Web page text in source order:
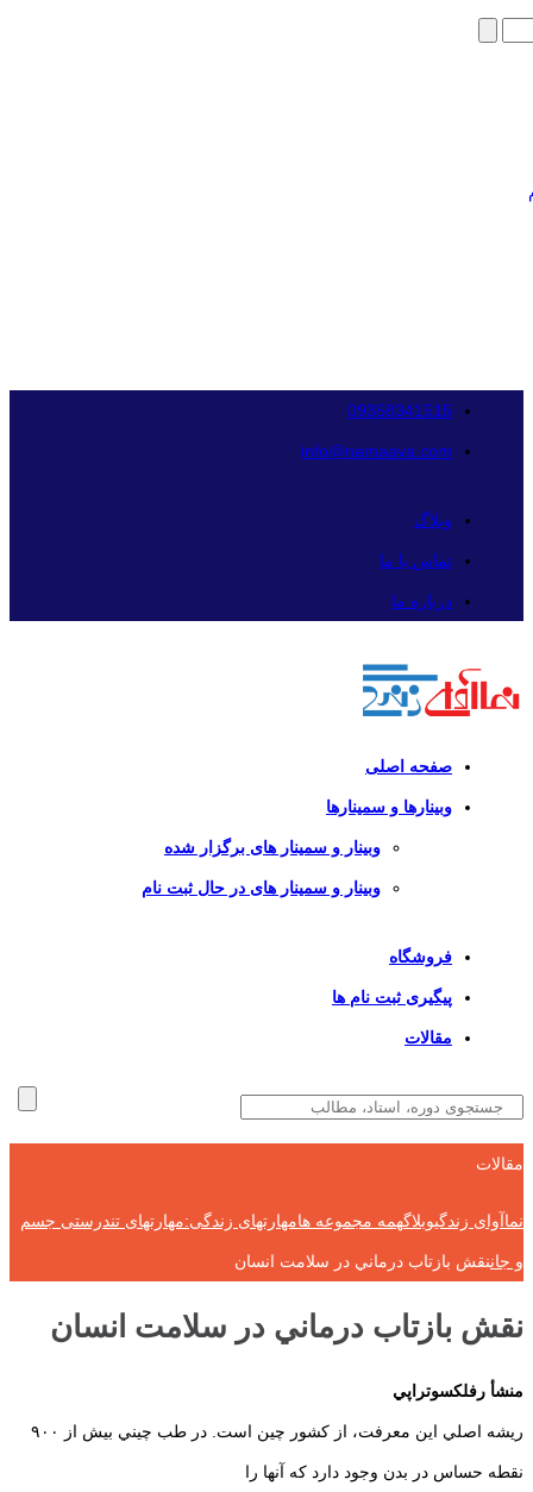
09358341515
info@namaava.com
وبلاگ
تماس با ما
درباره ما
صفحه اصلی
وبینارها و سمینارها
وبینار و سمینار های برگزار شده
وبینار و سمینار های در حال ثبت نام
فروشگاه
پیگیری ثبت نام ها
مقالات
مقالات
نماآوای زندگیوبلاگهمه مجموعه هامهارتهای زندگی:مهارتهای تندرستی جسم
و جاننقش بازتاب درماني در سلامت انسان
نقش بازتاب درماني در سلامت انسان
منشأ رفلكسوتراپي
ريشه اصلي اين معرفت، از كشور چين است. در طب چيني بيش از ٩٠٠
نقطه حساس در بدن وجود دارد كه آنها را